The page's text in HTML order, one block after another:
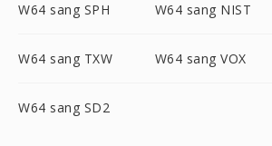
W64 sang SPH W64 sang NIST
W64 sang TXW W64 sang VOX
W64 sang SD2